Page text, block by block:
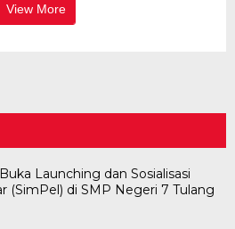
View More
Launching dan Sosialisasi
(SimPel) di SMP Negeri 7 Tulang